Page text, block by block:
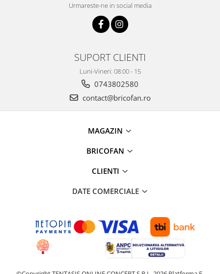
Corpuri de iluminat
Proiectoare & lampi de lucru
Cantare comerciale
Cantare Corporale
Aparate de spalat cu presiune si
Accesorii aparatele de spalat cu
Aparate de spalat cu presiune
Baterii bucatarie
Baterii cada
Baterii electrice
Urmareste-ne in social media
SUPORT CLIENTI
Luni-Vineri: 08:00 - 15
0743802580
contact@bricofan.ro
MAGAZIN
BRICOFAN
CLIENTI
DATE COMERCIALE